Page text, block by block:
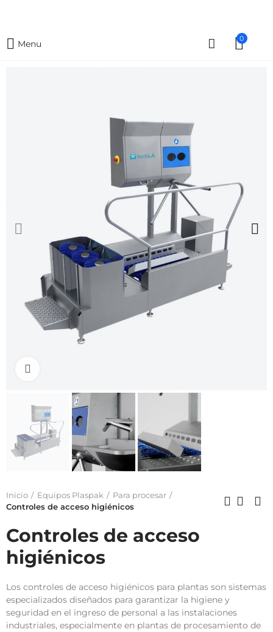
Menu 0
Inicio Equipos Plaspak
Para procesar
Controles de acceso higiénicos
Controles de acceso
higiénicos
Los controles de acceso higiénicos para plantas son sistemas
especializados diseñados para garantizar la higiene y
seguridad en el ingreso de personal a las instalaciones
industriales, especialmente en plantas de procesamiento de